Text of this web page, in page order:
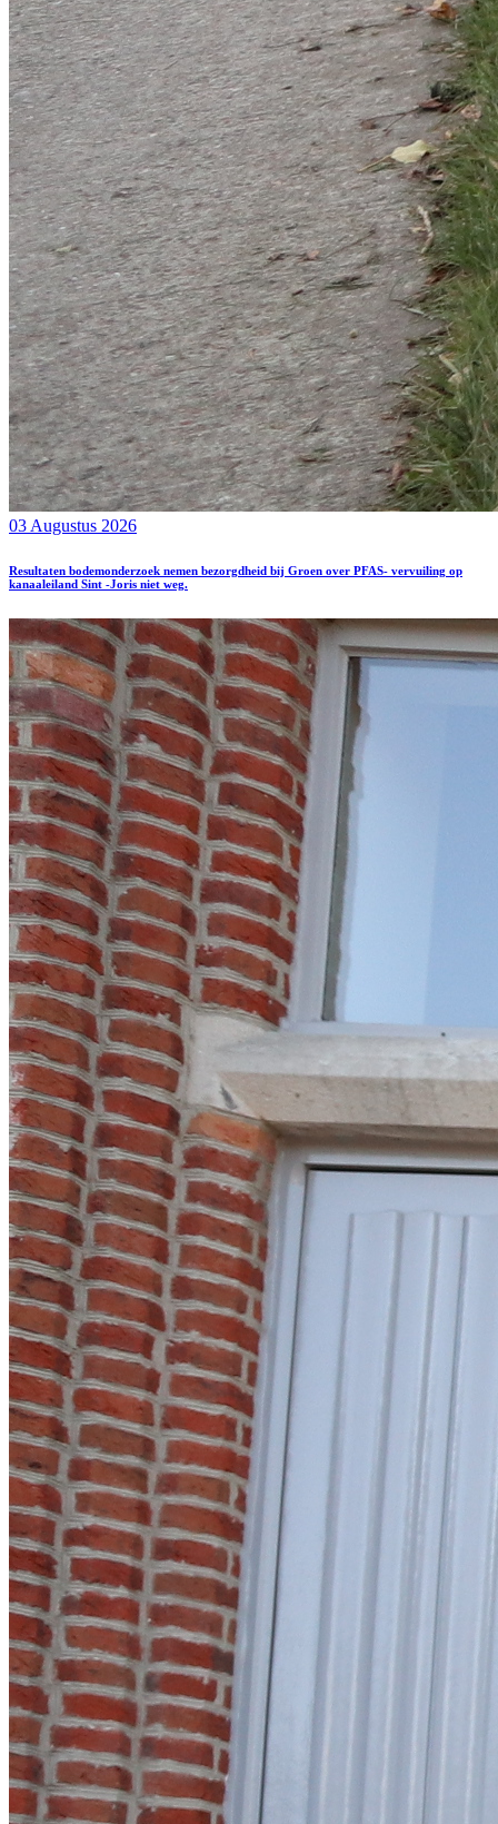
03 Augustus 2026
Resultaten bodemonderzoek nemen bezorgdheid bij Groen over PFAS- vervuiling op
kanaaleiland Sint -Joris niet weg.